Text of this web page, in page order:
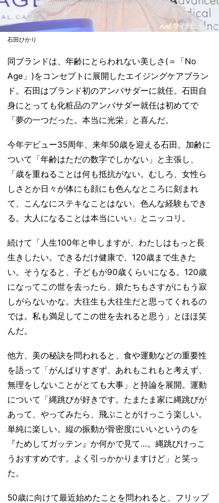
石田ひかり
同ブランドは、年齢にとらわれない美しさ(＝「No
Age」)をコンセプトに展開したエイジングケアブラン
ド。石田はブランド初のアンバサダーに就任。石田自
身にとっても化粧品のアンバサダー就任は初めてで
「夢の一つだった。本当に光栄」と喜んだ。
今年デビュー35周年、来年50歳を迎える石田。加齢に
ついて「年齢はただの数字でしかない」と主張し、
「歳を重ねることは何も抵抗がない。むしろ、女性ら
しさとか日々が体にも顔にも色んなところに刻まれ
て、こんなにステキなことはない。色んな経験もでき
る。大人になることは本当にいい」とニッコリ。
続けて「人生100年と申しますが、わたしはもっと長
生きしたい。できるだけ健康で、120歳まで生きた
い。そうなると、子どもが90歳くらいになる。120歳
になってこの世を去ったら、娘たちもさすがにもう寂
しがらないかな。大往生も大往生だと思ってくれるの
では。私も満足してこの世を去れると思う」とほほ笑
んだ。
他方、美の秘訣を問われると、食や運動などの重要性
を語って「がんばりすぎず、あれもこれもと考えず、
無理をしないことがとても大事」と持論を展開。運動
について「縄跳びが好きです。たまたま家に縄跳びが
あって、やってみたら、飛ぶことがけっこう楽しい。
単純に楽しい。縦の振動が骨密度にいいというのを
『ためしてガッテン』か何かで見て…。縄跳びけっこ
うおすすめです。よく引っかかりますけど」と笑っ
た。
50歳に向けて最近始めたことを問われると、フリップ